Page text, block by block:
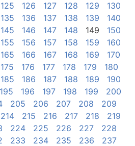
125 126 127 128 129
130
135 136 137 138 139
140
145 146 147 148 149
150
155 156 157 158 159
160
165 166 167 168 169
170
175 176 177 178 179
180
185 186 187 188 189
190
195 196 197 198 199
200
205 206 207 208
209
214 215 216 217 218
219
224 225 226 227
228
233 234 235 236
237